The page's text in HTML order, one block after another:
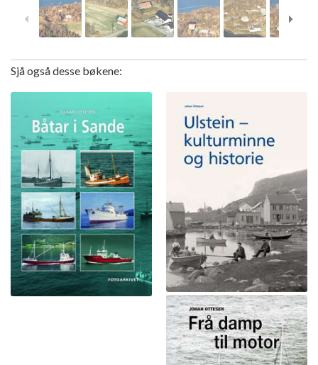
Sjå også desse bøkene: